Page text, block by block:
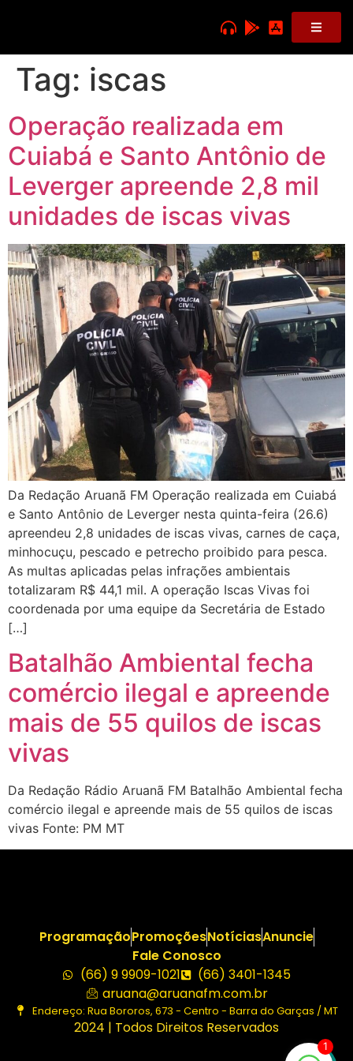
Tag: iscas
Operação realizada em
Cuiabá e Santo Antônio de
Leverger apreende 2,8 mil
unidades de iscas vivas
Da Redação Aruanã FM Operação realizada em Cuiabá
e Santo Antônio de Leverger nesta quinta-feira (26.6)
apreendeu 2,8 unidades de iscas vivas, carnes de caça,
minhocuçu, pescado e petrecho proibido para pesca.
As multas aplicadas pelas infrações ambientais
totalizaram R$ 44,1 mil. A operação Iscas Vivas foi
coordenada por uma equipe da Secretária de Estado
[…]
Batalhão Ambiental fecha
comércio ilegal e apreende
mais de 55 quilos de iscas
vivas
Da Redação Rádio Aruanã FM Batalhão Ambiental fecha
comércio ilegal e apreende mais de 55 quilos de iscas
vivas Fonte: PM MT
ProgramaçãoPromoçõesNotíciasAnuncie
Fale Conosco
(66) 9 9909-1021
(66) 3401-1345
aruana@aruanafm.com.br
Endereço: Rua Bororos, 673 - Centro - Barra do Garças / MT
2024 | Todos Direitos Reservados
1